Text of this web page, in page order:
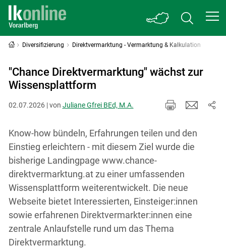
Diversifizierung Direktvermarktung - Vermarktung & Kalkulation
"Chance Direktvermarktung" wächst zur
Wissensplattform
02.07.2026 | von Juliane Gfrei BEd, M.A.
Know-how bündeln, Erfahrungen teilen und den
Einstieg erleichtern - mit diesem Ziel wurde die
bisherige Landingpage www.chance-
direktvermarktung.at zu einer umfassenden
Wissensplattform weiterentwickelt. Die neue
Webseite bietet Interessierten, Einsteiger:innen
sowie erfahrenen Direktvermarkter:innen eine
zentrale Anlaufstelle rund um das Thema
Direktvermarktung.